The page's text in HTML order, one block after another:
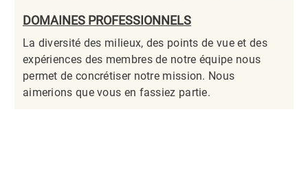
DOMAINES PROFESSIONNELS
La diversité des milieux, des points de vue et des
expériences des membres de notre équipe nous
permet de concrétiser notre mission. Nous
aimerions que vous en fassiez partie.​​​​​​​